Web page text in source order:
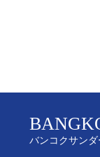
バンコクサンダ